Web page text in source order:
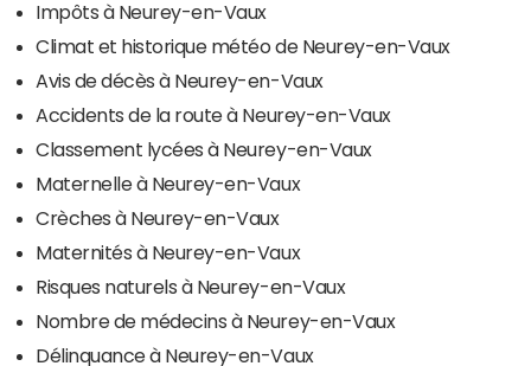
Impôts à Neurey-en-Vaux
Climat et historique météo de Neurey-en-Vaux
Avis de décès à Neurey-en-Vaux
Accidents de la route à Neurey-en-Vaux
Classement lycées à Neurey-en-Vaux
Maternelle à Neurey-en-Vaux
Crèches à Neurey-en-Vaux
Maternités à Neurey-en-Vaux
Risques naturels à Neurey-en-Vaux
Nombre de médecins à Neurey-en-Vaux
Délinquance à Neurey-en-Vaux